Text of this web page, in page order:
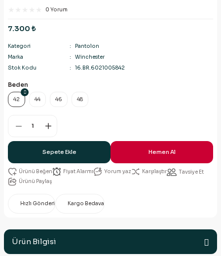
0 Yorum
7.300 ₺
Kategori
Pantolon
Marka
Winchester
Stok Kodu
16.BR.6021005842
Beden
42 44 46 48
Sepete Ekle Hemen Al
Fiyat Alarmı Yorum yaz Karşılaştır
Tavsiye Et
Ürünü Paylaş
Hızlı Gönderi Kargo Bedava
Ürün Bilgisi